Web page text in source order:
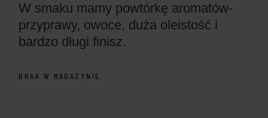
W smaku mamy powtórkę aromatów-
przyprawy, owoce, duża oleistość i
bardzo długi finisz.
BRAK W MAGAZYNIE